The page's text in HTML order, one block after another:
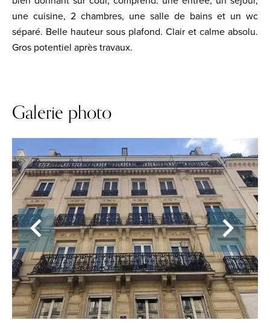
une cuisine, 2 chambres, une salle de bains et un wc
séparé. Belle hauteur sous plafond. Clair et calme absolu.
Gros potentiel après travaux.
Galerie photo